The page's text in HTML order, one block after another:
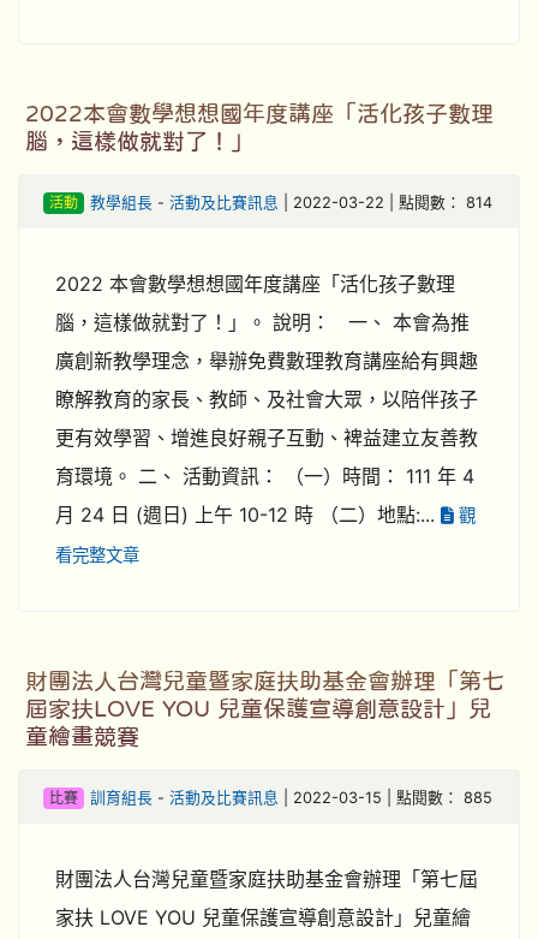
2022本會數學想想國年度講座「活化孩子數理
腦，這樣做就對了！」
活動 教學組長- 活動及比賽訊息 | 2022-03-22 | 點閱數： 814
2022 本會數學想想國年度講座「活化孩子數理
腦，這樣做就對了！」。 說明： 一、 本會為推
廣創新教學理念，舉辦免費數理教育講座給有興趣
瞭解教育的家長、教師、及社會大眾，以陪伴孩子
更有效學習、增進良好親子互動、裨益建立友善教
育環境。 二、 活動資訊： （一）時間： 111 年 4
月 24 日 (週日) 上午 10-12 時 （二）地點:...
觀
看完整文章
財團法人台灣兒童暨家庭扶助基金會辦理「第七
屆家扶LOVE YOU 兒童保護宣導創意設計」兒
童繪畫競賽
比賽 訓育組長- 活動及比賽訊息 | 2022-03-15 | 點閱數： 885
財團法人台灣兒童暨家庭扶助基金會辦理「第七屆
家扶 LOVE YOU 兒童保護宣導創意設計」兒童繪